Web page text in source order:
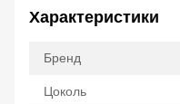
Характеристики
Бренд
Цоколь